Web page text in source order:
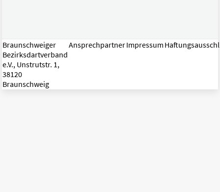
Braunschweiger
Bezirksdartverband
e.V., Unstrutstr. 1,
38120
Braunschweig
AnsprechpartnerImpressum